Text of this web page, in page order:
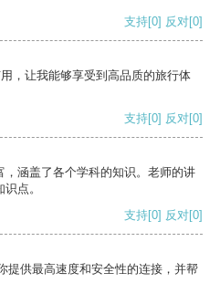
支持[0] 反对[0]
，让我能够享受到高品质的旅行体
支持[0] 反对[0]
涵盖了各个学科的知识。老师的讲
点。
支持[0] 反对[0]
提供最高速度和安全性的连接，并帮